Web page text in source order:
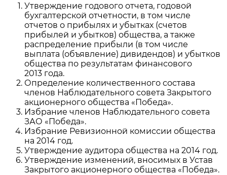
Утверждение годового отчета, годовой
бухгалтерской отчетности, в том числе
отчетов о прибылях и убытках (счетов
прибылей и убытков) общества, а также
распределение прибыли (в том числе
выплата (объявление) дивидендов) и убытков
общества по результатам финансового
2013 года.
Определение количественного состава
членов Наблюдательного совета Закрытого
акционерного общества «Победа».
Избрание членов Наблюдательного совета
ЗАО «Победа».
Избрание Ревизионной комиссии общества
на 2014 год.
Утверждение аудитора общества на 2014 год.
Утверждение изменений, вносимых в Устав
Закрытого акционерного общества «Победа».